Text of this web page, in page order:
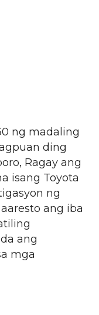
ng madaling
ding
Ragay ang
isang Toyota
ng
ang iba
ang
mga